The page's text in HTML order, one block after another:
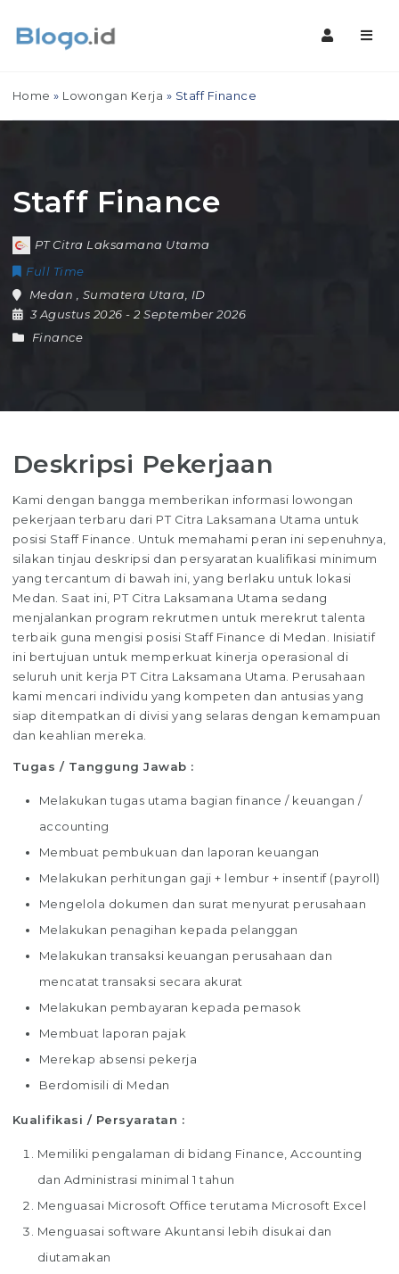
Home » Lowongan Kerja » Staff Finance
Staff Finance
PT Citra Laksamana Utama
Full Time
Medan
Sumatera Utara
ID
3 Agustus 2026- 2 September 2026
Finance
Deskripsi Pekerjaan
Kami dengan bangga memberikan informasi lowongan
pekerjaan terbaru dari PT Citra Laksamana Utama untuk
posisi Staff Finance. Untuk memahami peran ini sepenuhnya,
silakan tinjau deskripsi dan persyaratan kualifikasi minimum
yang tercantum di bawah ini, yang berlaku untuk lokasi
Medan. Saat ini, PT Citra Laksamana Utama sedang
menjalankan program rekrutmen untuk merekrut talenta
terbaik guna mengisi posisi Staff Finance di Medan. Inisiatif
ini bertujuan untuk memperkuat kinerja operasional di
seluruh unit kerja PT Citra Laksamana Utama. Perusahaan
kami mencari individu yang kompeten dan antusias yang
siap ditempatkan di divisi yang selaras dengan kemampuan
dan keahlian mereka.
Tugas / Tanggung Jawab :
Melakukan tugas utama bagian finance / keuangan /
accounting
Membuat pembukuan dan laporan keuangan
Melakukan perhitungan gaji + lembur + insentif (payroll)
Mengelola dokumen dan surat menyurat perusahaan
Melakukan penagihan kepada pelanggan
Melakukan transaksi keuangan perusahaan dan
mencatat transaksi secara akurat
Melakukan pembayaran kepada pemasok
Membuat laporan pajak
Merekap absensi pekerja
Berdomisili di Medan
Kualifikasi / Persyaratan :
Memiliki pengalaman di bidang Finance, Accounting
dan Administrasi minimal 1 tahun
Menguasai Microsoft Office terutama Microsoft Excel
Menguasai software Akuntansi lebih disukai dan
diutamakan